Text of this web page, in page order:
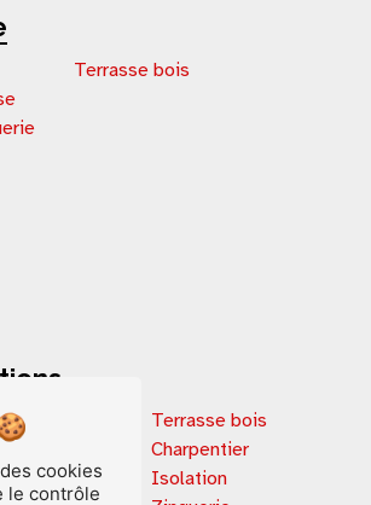
Terrasse bois
Terrasse bois
Charpentier
Isolation
cookies
le contrôle